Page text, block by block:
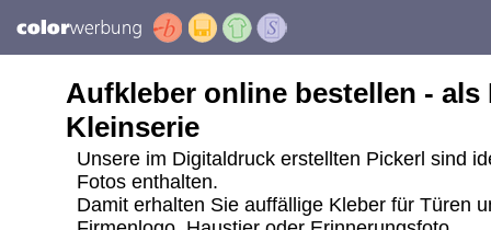
Aufkleber online bestellen -
Kleinserie
Unsere im Digitaldruck erstellten Pickerl sind
Fotos enthalten.
Damit erhalten Sie auffällige Kleber für Türen